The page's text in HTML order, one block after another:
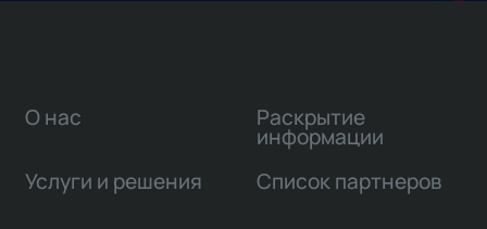
О нас
Услуги и решения
Раскрытие
информации
Список партнеров